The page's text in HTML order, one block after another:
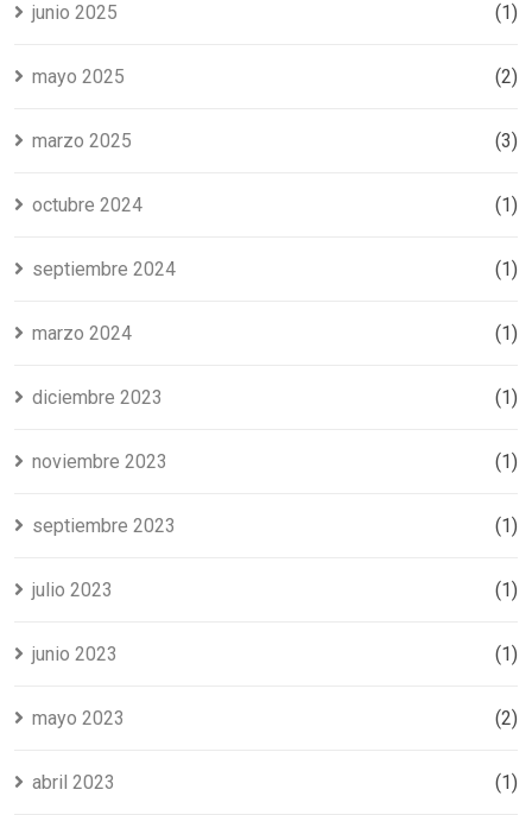
junio 2025 (1)
mayo 2025 (2)
marzo 2025 (3)
octubre 2024 (1)
septiembre 2024 (1)
marzo 2024 (1)
diciembre 2023 (1)
noviembre 2023 (1)
septiembre 2023 (1)
julio 2023 (1)
junio 2023 (1)
mayo 2023 (2)
abril 2023 (1)